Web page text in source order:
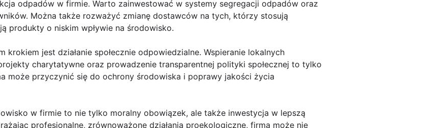
odpadów w firmie. Warto zainwestować w systemy segregacji odpadów oraz
Można także rozważyć zmianę dostawców na tych, którzy stosują
produkty o niskim wpływie na środowisko.
krokiem jest działanie społecznie odpowiedzialne. Wspieranie lokalnych
charytatywne oraz prowadzenie transparentnej polityki społecznej to tylko
może przyczynić się do ochrony środowiska i poprawy jakości życia
w firmie to nie tylko moralny obowiązek, ale także inwestycja w lepszą
profesjonalne, zrównoważone działania proekologiczne, firma może nie